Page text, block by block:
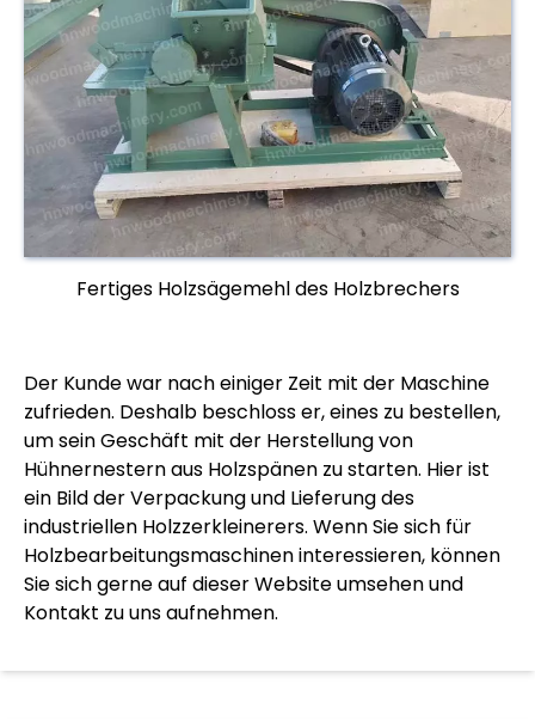
Fertiges Holzsägemehl des Holzbrechers
Der Kunde war nach einiger Zeit mit der Maschine
zufrieden. Deshalb beschloss er, eines zu bestellen,
um sein Geschäft mit der Herstellung von
Hühnernestern aus Holzspänen zu starten. Hier ist
ein Bild der Verpackung und Lieferung des
industriellen Holzzerkleinerers. Wenn Sie sich für
Holzbearbeitungsmaschinen interessieren, können
Sie sich gerne auf dieser Website umsehen und
Kontakt zu uns aufnehmen.